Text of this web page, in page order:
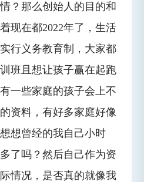
？那么创始人的目的和
现在都2022年了，生活
行义务教育制，大家都
班且想让孩子赢在起跑
一些家庭的孩子会上不
资料，有好多家庭好像
想曾经的我自己小时
了吗？然后自己作为资
情况，是否真的就像我